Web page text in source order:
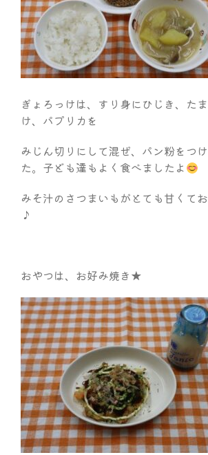
ぎょろっけは、すり身にひじき、た
け、パプリカを
みじん切りにして混ぜ、パン粉をつ
た。子ども達もよく食べましたよ
みそ汁のさつまいもがとても甘くて
♪
おやつは、お好み焼き★